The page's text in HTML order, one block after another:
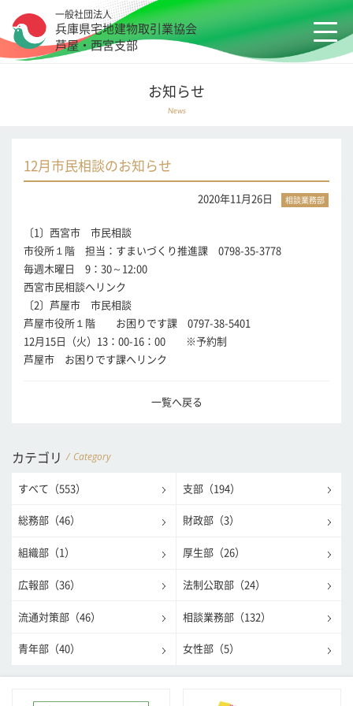
一般社団法人
兵庫県宅地建物取引業協会
芦屋・西宮支部
お知らせ
News
12月市民相談のお知らせ
2020年11月26日
〔1〕西宮市 市民相談
市役所１階 担当：すまいづくり推進課 0798-35-3778
毎週木曜日 9：30～12:00
西宮市民相談へリンク
〔2〕芦屋市 市民相談
芦屋市役所１階 お困りです課 0797-38-5401
12月15日（火）13：00-16：00 ※予約制
芦屋市 お困りです課へリンク
一覧へ戻る
カテゴリ Category
すべて（553） 支部（194）
総務部（46） 財政部（3）
組織部（1） 厚生部（26）
広報部（36） 法制公取部（24）
流通対策部（46） 相談業務部（132）
青年部（40） 女性部（5）